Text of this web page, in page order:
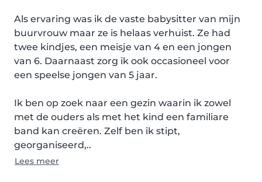
Als ervaring was ik de vaste babysitter van mijn
buurvrouw maar ze is helaas verhuist. Ze had
twee kindjes, een meisje van 4 en een jongen
van 6. Daarnaast zorg ik ook occasioneel voor
een speelse jongen van 5 jaar.
Ik ben op zoek naar een gezin waarin ik zowel
met de ouders als met het kind een familiare
band kan creëren. Zelf ben ik stipt,
georganiseerd,..
Lees meer